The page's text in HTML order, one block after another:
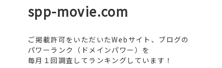
spp-movie.com
ご掲載許可をいただいたWebサイト、ブログの
パワーランク（ドメインパワー）を
毎月１回調査してランキングしています！